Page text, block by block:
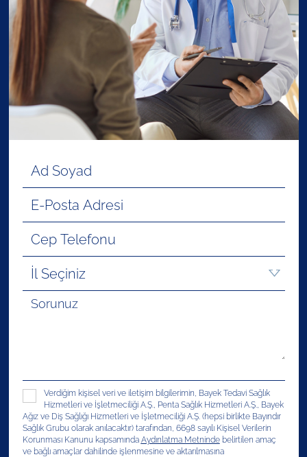
Verdiğim kişisel veri ve iletişim bilgilerimin, Bayek Tedavi Sağlık
Hizmetleri ve İşletmeciliği A.Ş., Penta Sağlık Hizmetleri A.Ş., Bayek
Ağız ve Diş Sağlığı Hizmetleri ve İşletmeciliği A.Ş. (hepsi birlikte Bayındır
Sağlık Grubu olarak anılacaktır) tarafından, 6698 sayılı Kişisel Verilerin
Korunması Kanunu kapsamında Aydınlatma Metnindebelirtilen amaç
ve bağlı amaçlar dahilinde işlenmesine ve aktarılmasına